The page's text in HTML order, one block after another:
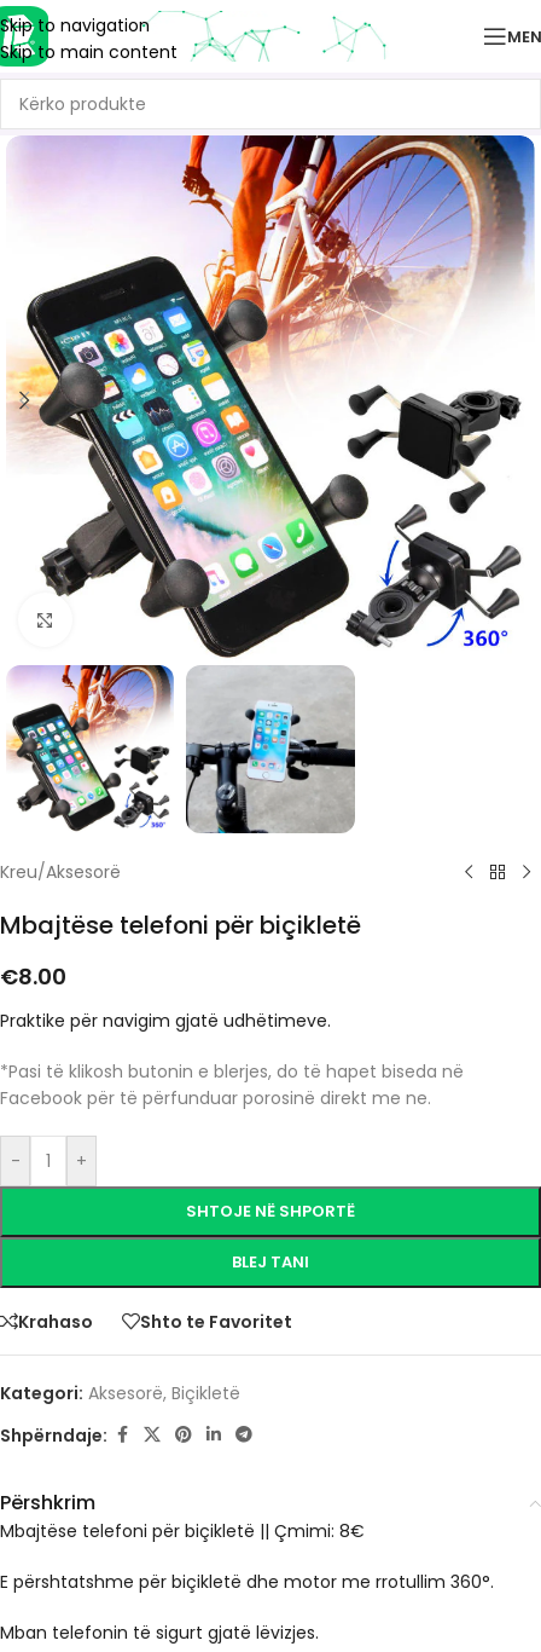
Skip to navigation
Skip to main content
Click to enlarge
Kreu/Aksesorë
Mbajtëse telefoni për biçikletë
€8.00
Praktike për navigim gjatë udhëtimeve.
*Pasi të klikosh butonin e blerjes, do të hapet biseda në
Facebook për të përfunduar porosinë direkt me ne.
- +
SHTOJE NË SHPORTË
BLEJ TANI
Krahaso Shto te Favoritet
Kategori: Aksesorë, Biçikletë
Shpërndaje:
Përshkrim
Mbajtëse telefoni për biçikletë || Çmimi: 8€
E përshtatshme për biçikletë dhe motor me rrotullim 360°.
Mban telefonin të sigurt gjatë lëvizjes.